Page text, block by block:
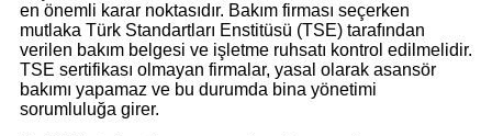
en önemli karar noktasıdır. Bakım firması seçerken
mutlaka Türk Standartları Enstitüsü (TSE) tarafından
verilen bakım belgesi ve işletme ruhsatı kontrol edilmelidir.
TSE sertifikası olmayan firmalar, yasal olarak asansör
bakımı yapamaz ve bu durumda bina yönetimi
sorumluluğa girer.